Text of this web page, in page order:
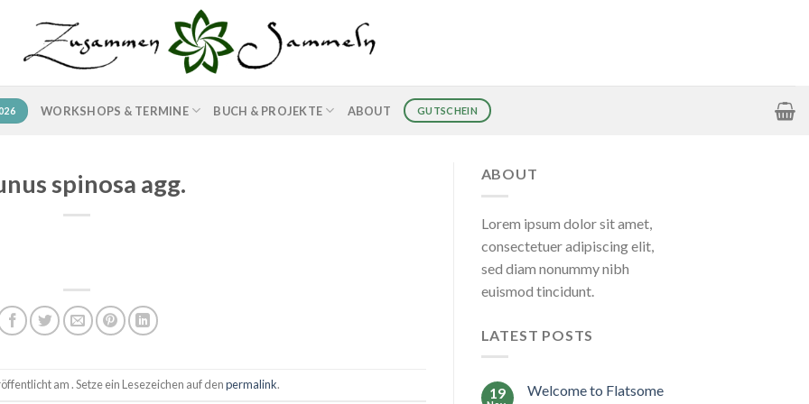
WORKSHOPS & TERMINE BUCH & PROJEKTE ABOUT GUTSCHEIN
spinosa agg.
am . Setze ein Lesezeichen auf denpermalink.
ABOUT
Lorem ipsum dolor sit amet,
consectetuer adipiscing elit,
sed diam nonummy nibh
euismod tincidunt.
LATEST POSTS
19 Welcome to Flatsome